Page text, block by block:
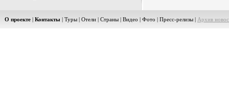
О проекте | Контакты | Туры | Отели | Страны | Видео | Фото | Пресс-релизы | Архив